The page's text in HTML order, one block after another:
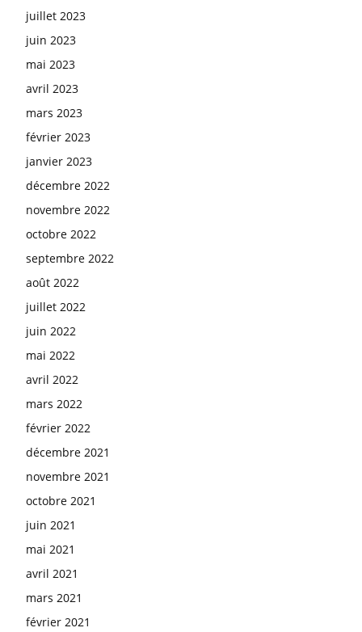
juillet 2023
juin 2023
mai 2023
avril 2023
mars 2023
février 2023
janvier 2023
décembre 2022
novembre 2022
octobre 2022
septembre 2022
août 2022
juillet 2022
juin 2022
mai 2022
avril 2022
mars 2022
février 2022
décembre 2021
novembre 2021
octobre 2021
juin 2021
mai 2021
avril 2021
mars 2021
février 2021